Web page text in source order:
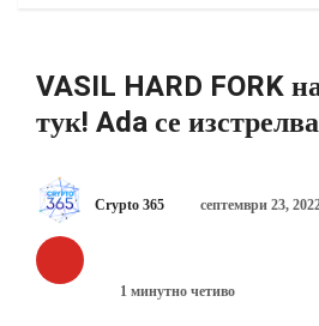
VASIL HARD FORK
тук! Ada се
Crypto 365 септември 23,
1 минутно четиво